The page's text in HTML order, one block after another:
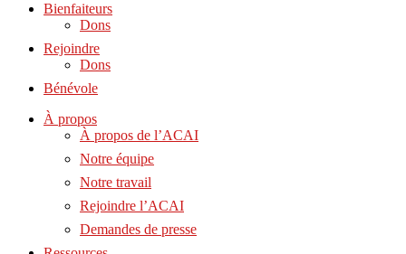
Bienfaiteurs
Dons
Rejoindre
Dons
Bénévole
À propos
À propos de l’ACAI
Notre équipe
Notre travail
Rejoindre l’ACAI
Demandes de presse